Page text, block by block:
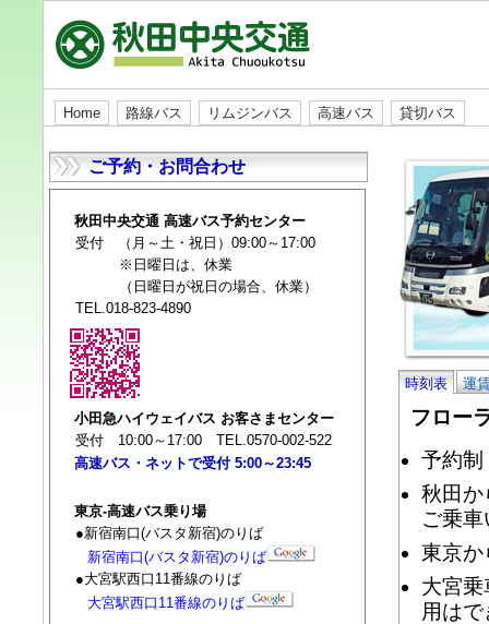
Home 路線バス リムジンバス 高速バス 貸切バス
ご予約・お問合わせ
秋田中央交通 高速バス予約センター
受付 （月～土・祝日）09:00～17:00
※日曜日は、休業
（日曜日が祝日の場合、休業）
TEL.018-823-4890
小田急ハイウェイバス お客さまセンター
受付 10:00～17:00 TEL.0570-002-522
高速バス・ネットで受付 5:00～23:45
東京-高速バス乗り場
●新宿南口(バスタ新宿)のりば
新宿南口(バスタ新宿)のりば
●大宮駅西口11番線のりば
大宮駅西口11番線のりば
時刻表 運
フロー
予約
秋田か
ご乗
東京か
大宮
用は